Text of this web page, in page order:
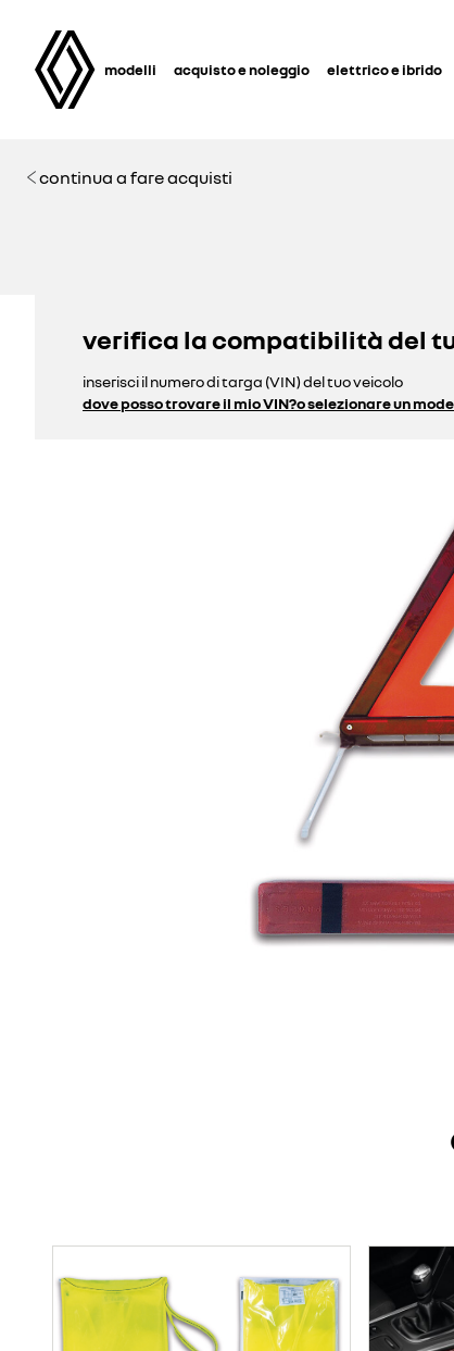
modelli acquisto e noleggio elettrico e ibrido
continua a fare acquisti
verifica la compatibilità del
inserisci il numero di targa (VIN) del tuo veicolo
dove posso trovare il mio VIN?o selezionare un